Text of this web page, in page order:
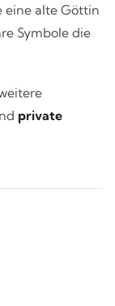
eine alte Göttin
Symbole die
private